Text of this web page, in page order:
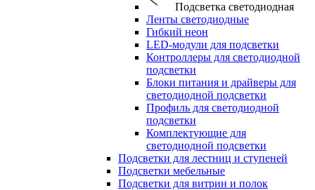
Подсветка светодиодная
Ленты светодиодные
Гибкий неон
LED-модули для подсветки
Контроллеры для светодиодной
подсветки
Блоки питания и драйверы для
светодиодной подсветки
Профиль для светодиодной
подсветки
Комплектующие для
светодиодной подсветки
Подсветки для лестниц и ступеней
Подсветки мебельные
Подсветки для витрин и полок